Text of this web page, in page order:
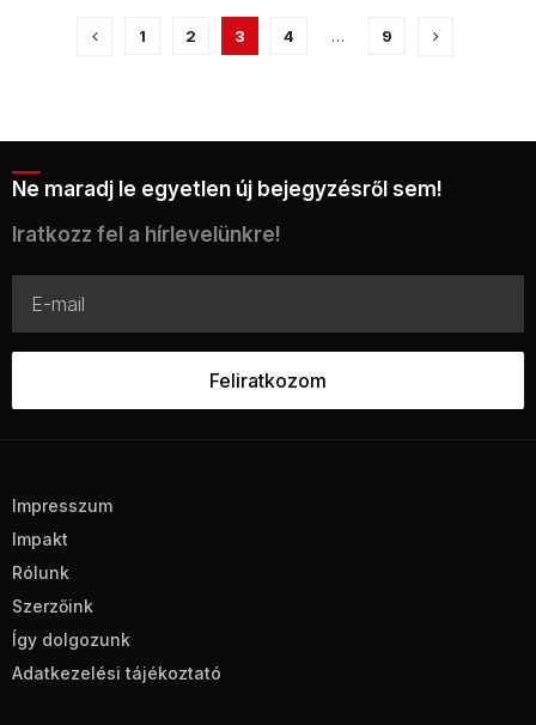
1 2 3 4 … 9
Ne maradj le egyetlen új bejegyzésről sem!
Iratkozz fel a hírlevelünkre!
Impresszum
Impakt
Rólunk
Szerzőink
Így dolgozunk
Adatkezelési tájékoztató